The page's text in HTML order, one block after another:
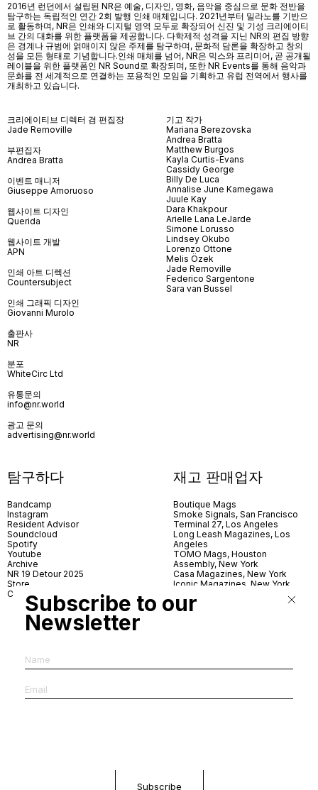
2016년 런던에서 설립된 NR은 예술, 디자인, 영화, 음악을 중심으로 문화 전반을
탐구하는 독립적인 연간 2회 발행 인쇄 매체입니다. 2021년부터 밀라노를 기반으
로 활동하며, NR은 인쇄와 디지털 영역 모두로 확장되어 신진 및 기성 크리에이티
브 간의 대화를 위한 플랫폼을 제공합니다. 다학제적 성격을 지닌 NR의 편집 방향
은 경계나 규범에 얽매이지 않은 주제를 탐구하며, 문화적 담론을 확장하고 창의
성을 모든 형태로 기념합니다.인쇄 매체를 넘어, NR은 믹스와 프리미어, 곧 공개될
레이블을 위한 플랫폼인 NR Sound로 확장되며, 또한 NR Events를 통해 음악과
문화를 전 세계적으로 연결하는 포용적인 모임을 기획하고 유럽 전역에서 행사를
개최하고 있습니다.
크리에이티브 디렉터 겸 편집장
Jade Removille
부편집자
Andrea Bratta
이벤트 매니저
Giuseppe Amoruoso
웹사이트 디자인
Querida
웹사이트 개발
APN
인쇄 아트 디렉션
Countersubject
인쇄 그래픽 디자인
Giovanni Murolo
출판사
NR
분포
WhiteCirc Ltd
유통문의
info@nr.world
광고 문의
advertising@nr.world
기고 작가
Mariana Berezovska
Andrea Bratta
Matthew Burgos
Kayla Curtis-Evans
Cassidy George
Billy De Luca
Annalise June Kamegawa
Juule Kay
Dara Khakpour
Arielle Lana LeJarde
Simone Lorusso
Lindsey Okubo
Lorenzo Ottone
Melis Özek
Jade Removille
Federico Sargentone
Sara van Bussel
탐구하다
Bandcamp
Instagram
Resident Advisor
Soundcloud
Spotify
Youtube
Archive
NR 19 Detour 2025
Store
Contact
재고 판매업자
Boutique Mags
Smoke Signals, San Francisco
Terminal 27, Los Angeles
Long Leash Magazines, Los
Angeles
TOMO Mags, Houston
Assembly, New York
Casa Magazines, New York
Iconic Magazines, New York
Village Books, Leeds
Village Books, Manchester
Dorbeetle, Hangzhou
World Magazines, Seoul
Subscribe to our
Newsletter